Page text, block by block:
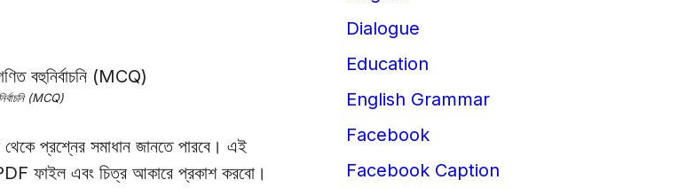
(MCQ)
প্রশ্নের সমাধান জানতে পারবে। এই
ফাইল এবং চিত্র আকারে প্রকাশ করবো।
Dialogue
Education
English Grammar
Facebook
Facebook Caption